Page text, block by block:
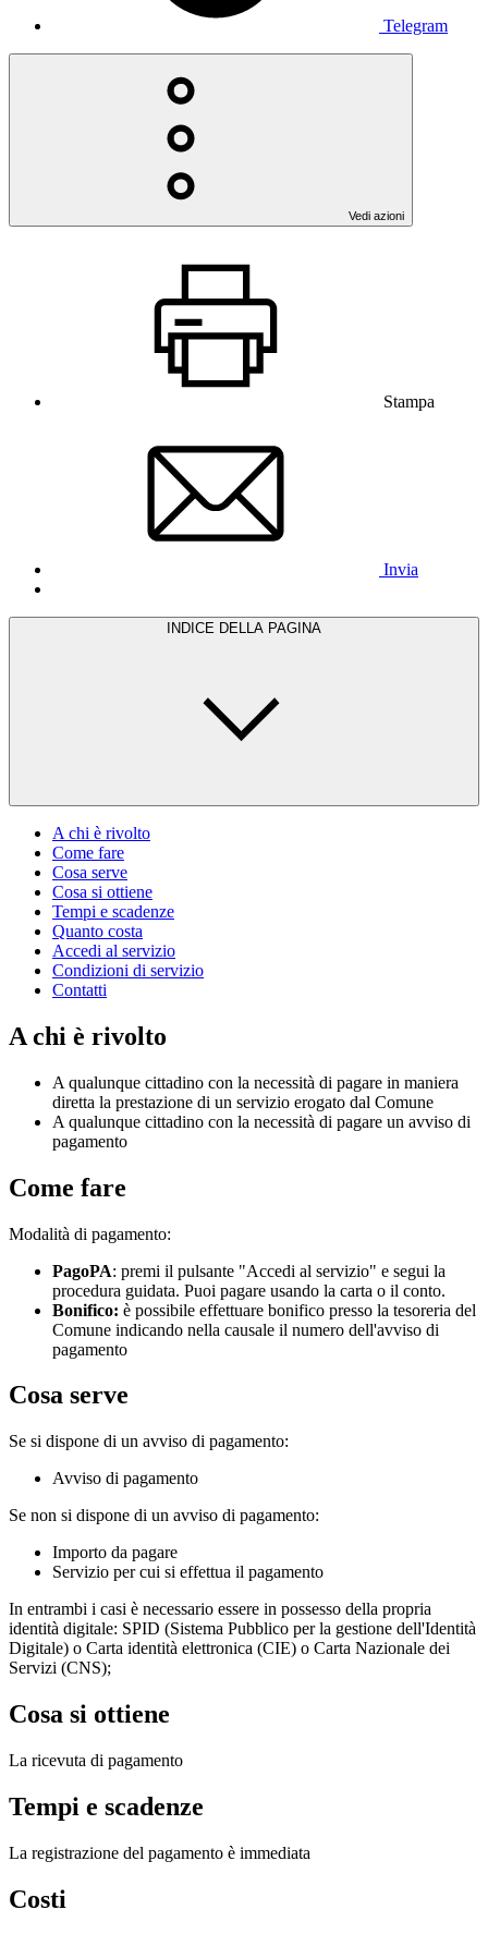
Telegram
Vedi azioni
Stampa
Invia
INDICE DELLA PAGINA
A chi è rivolto
Come fare
Cosa serve
Cosa si ottiene
Tempi e scadenze
Quanto costa
Accedi al servizio
Condizioni di servizio
Contatti
A chi è rivolto
A qualunque cittadino con la necessità di pagare in maniera
diretta la prestazione di un servizio erogato dal Comune
A qualunque cittadino con la necessità di pagare un avviso di
pagamento
Come fare
Modalità di pagamento:
PagoPA: premi il pulsante "Accedi al servizio" e segui la
procedura guidata. Puoi pagare usando la carta o il conto.
Bonifico: è possibile effettuare bonifico presso la tesoreria del
Comune indicando nella causale il numero dell'avviso di
pagamento
Cosa serve
Se si dispone di un avviso di pagamento:
Avviso di pagamento
Se non si dispone di un avviso di pagamento:
Importo da pagare
Servizio per cui si effettua il pagamento
In entrambi i casi è necessario essere in possesso della propria
identità digitale: SPID (Sistema Pubblico per la gestione dell'Identità
Digitale) o Carta identità elettronica (CIE) o Carta Nazionale dei
Servizi (CNS);
Cosa si ottiene
La ricevuta di pagamento
Tempi e scadenze
La registrazione del pagamento è immediata
Costi